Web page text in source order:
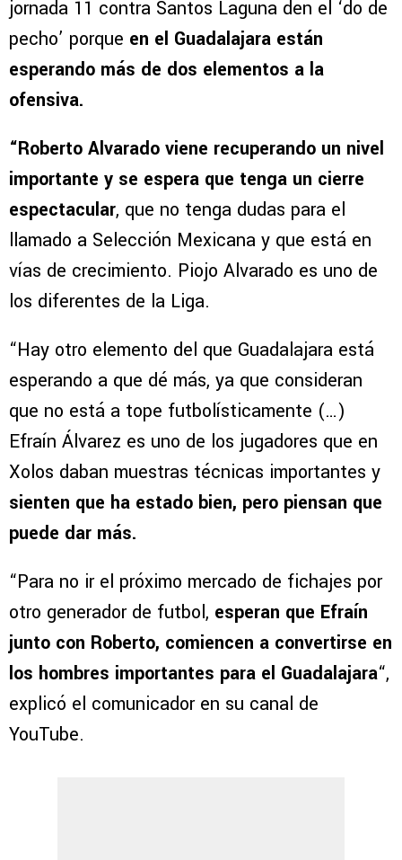
jornada 11 contra Santos Laguna den el ‘do de
pecho’ porque en el Guadalajara están
esperando más de dos elementos a la
ofensiva.
“Roberto Alvarado viene recuperando un nivel
importante y se espera que tenga un cierre
espectacular, que no tenga dudas para el
llamado a Selección Mexicana y que está en
vías de crecimiento. Piojo Alvarado es uno de
los diferentes de la Liga.
“Hay otro elemento del que Guadalajara está
esperando a que dé más, ya que consideran
que no está a tope futbolísticamente (…)
Efraín Álvarez es uno de los jugadores que en
Xolos daban muestras técnicas importantes y
sienten que ha estado bien, pero piensan que
puede dar más.
“Para no ir el próximo mercado de fichajes por
otro generador de futbol, esperan que Efraín
junto con Roberto, comiencen a convertirse en
los hombres importantes para el Guadalajara“,
explicó el comunicador en su canal de
YouTube.